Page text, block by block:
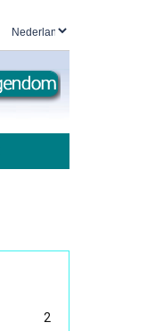
2